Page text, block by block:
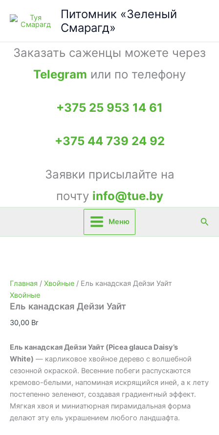
содержимому
Питомник «Зеленый
Смарагд»
Заказать саженцы можете через
Telegram или по телефону
+375 25 953 14 61
+375 44 739 24 92
Заявки присылайте на
почту info@tue.by
Меню
Главная / Хвойные / Ель канадская Дейзи Уайт
Хвойные
Ель канадская Дейзи Уайт
30,00 Br
Ель канадская Дейзи Уайт (Picea glauca Daisy’s
White) — карликовое хвойное дерево с волшебной
сезонной окраской. Весенние побеги распускаются
кремово-белыми, напоминая искрящийся иней, а к лету
постепенно зеленеют, создавая градиентный эффект.
Мягкая хвоя и миниатюрная пирамидальная форма
делают эту ель украшением любого ландшафта.